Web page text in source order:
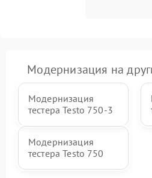
Модернизация на
Модернизация
тестера Testo 750-3
Модернизация
тестера Testo 750